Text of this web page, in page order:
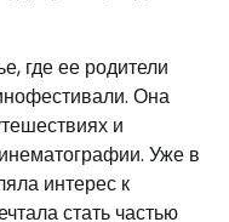
где ее родители
Она
и
Уже в
интерес к
стать частью